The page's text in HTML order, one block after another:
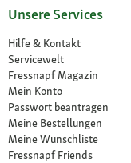
Unsere Services
Hilfe & Kontakt
Servicewelt
Fressnapf Magazin
Mein Konto
Passwort beantragen
Meine Bestellungen
Meine Wunschliste
Fressnapf Friends